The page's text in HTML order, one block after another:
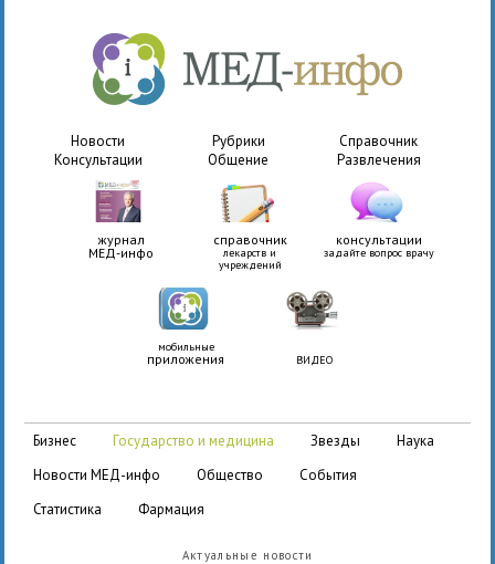
Новости Рубрики
Справочник
Консультации
Общение Развлечения
журнал
МЕД-инфо
справочник
лекарств и
учреждений
консультации
задайте вопрос врачу
мобильные
приложения ВИДЕО
бизнес государство и медицина звезды
наука
новости МЕД-инфо
общество
события
статистика
фармация
Актуальные новости